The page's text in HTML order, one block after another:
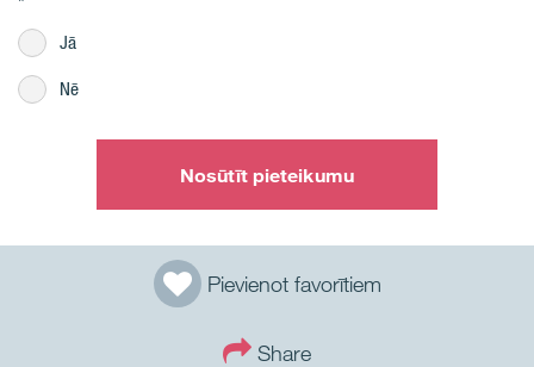
Pievienot favorītiem
Share
Jā
Nē
Nosūtīt pieteikumu